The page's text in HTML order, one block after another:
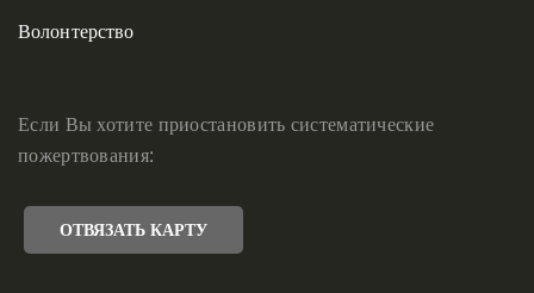
Волонтерство
Если Вы хотите приостановить систематические
пожертвования:
ОТВЯЗАТЬ КАРТУ